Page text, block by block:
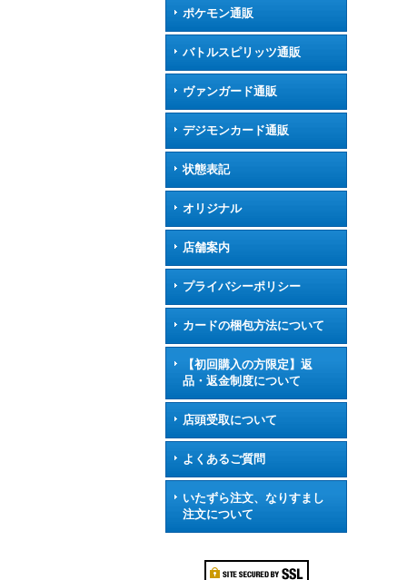
ポケモン通販
バトルスピリッツ通販
ヴァンガード通販
デジモンカード通販
状態表記
オリジナル
店舗案内
プライバシーポリシー
カードの梱包方法について
【初回購入の方限定】返
品・返金制度について
店頭受取について
よくあるご質問
いたずら注文、なりすまし
注文について